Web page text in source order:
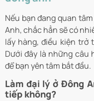
Nếu bạn đang quan
Anh, chắc hẳn sẽ có
lấy hàng, điều kiện trở
Dưới đây là những câu
để bạn yên tâm bắt đầu.
Làm đại lý ở Đông
tiếp không?